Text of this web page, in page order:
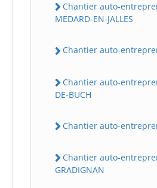
Chantier auto-
MEDARD-EN-JALLES
Chantier auto-
Chantier auto-
DE-BUCH
Chantier auto-
Chantier auto-
GRADIGNAN